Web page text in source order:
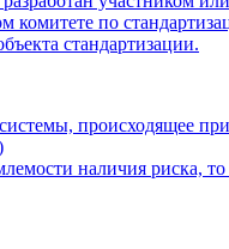
комитете по
стандартизации.
происходящее
наличия риска,